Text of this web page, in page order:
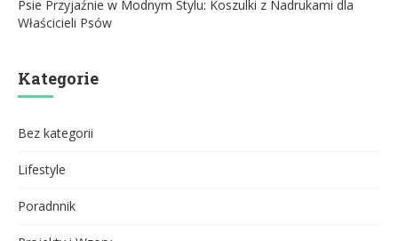
Psie Przyjaźnie w Modnym Stylu: Koszulki z Nadrukami dla
Właścicieli Psów
Kategorie
Bez kategorii
Lifestyle
Poradnnik